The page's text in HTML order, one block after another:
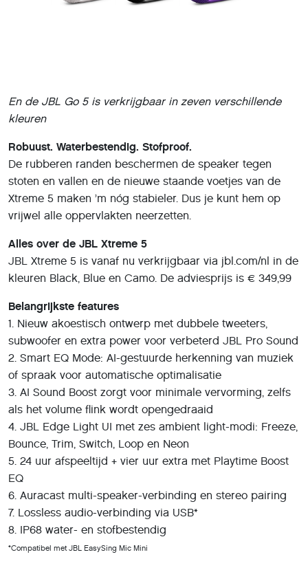
En de JBL Go 5 is verkrijgbaar in zeven verschillende
kleuren
Robuust. Waterbestendig. Stofproof.
De rubberen randen beschermen de speaker tegen
stoten en vallen en de nieuwe staande voetjes van de
Xtreme 5 maken ’m nóg stabieler. Dus je kunt hem op
vrijwel alle oppervlakten neerzetten.
Alles over de JBL Xtreme 5
JBL Xtreme 5 is vanaf nu verkrijgbaar via jbl.com/nl in de
kleuren Black, Blue en Camo. De adviesprijs is € 349,99
Belangrijkste features
1. Nieuw akoestisch ontwerp met dubbele tweeters,
subwoofer en extra power voor verbeterd JBL Pro Sound
2. Smart EQ Mode: AI-gestuurde herkenning van muziek
of spraak voor automatische optimalisatie
3. AI Sound Boost zorgt voor minimale vervorming, zelfs
als het volume flink wordt opengedraaid
4. JBL Edge Light UI met zes ambient light-modi: Freeze,
Bounce, Trim, Switch, Loop en Neon
5. 24 uur afspeeltijd + vier uur extra met Playtime Boost
EQ
6. Auracast multi-speaker-verbinding en stereo pairing
7. Lossless audio-verbinding via USB*
8. IP68 water- en stofbestendig
*Compatibel met JBL EasySing Mic Mini